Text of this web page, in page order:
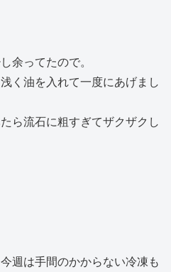
余ってたので。
く油を入れて一度にあげまし
ら流石に粗すぎてザクザクし
週は手間のかからない冷凍も